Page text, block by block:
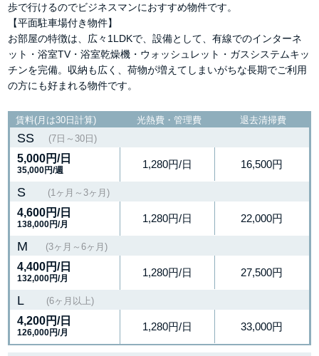
歩で行けるのでビジネスマンにおすすめ物件です。
【平面駐車場付き物件】
お部屋の特徴は、広々1LDKで、設備として、有線でのインターネ
ット・浴室TV・浴室乾燥機・ウォッシュレット・ガスシステムキッ
チンを完備。収納も広く、荷物が増えてしまいがちな長期でご利用
の方にも好まれる物件です。
賃料(月は30日計算) 光熱費・管理費 退去清掃費
SS (7日～30日)
5,000円/日
35,000円/週 1,280円/日 16,500円
S (1ヶ月～3ヶ月)
4,600円/日
138,000円/月 1,280円/日 22,000円
M (3ヶ月～6ヶ月)
4,400円/日
132,000円/月 1,280円/日 27,500円
L (6ヶ月以上)
4,200円/日
126,000円/月 1,280円/日 33,000円